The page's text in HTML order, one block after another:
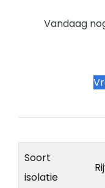
Vandaag
Soort
isolatie